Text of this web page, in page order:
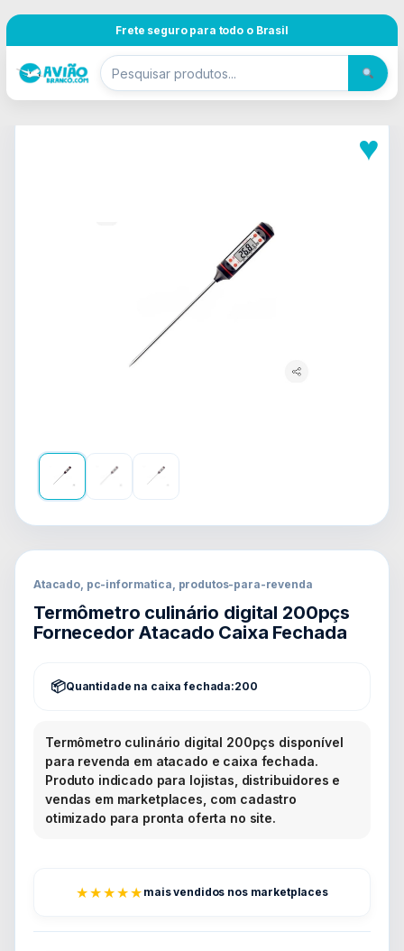
Frete seguro para todo o Brasil
♥
Atacado, pc-informatica, produtos-para-revenda
Termômetro culinário digital 200pçs
Fornecedor Atacado Caixa Fechada
Quantidade na caixa fechada:200
Termômetro culinário digital 200pçs disponível
para revenda em atacado e caixa fechada.
Produto indicado para lojistas, distribuidores e
vendas em marketplaces, com cadastro
otimizado para pronta oferta no site.
★★★★★ mais vendidos nos marketplaces